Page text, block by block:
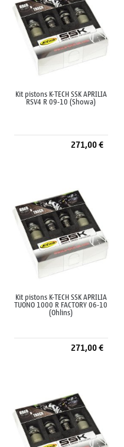
Kit pistons K-TECH SSK APRILIA
RSV4 R 09-10 (Showa)
271,00 €
Kit pistons K-TECH SSK APRILIA
TUONO 1000 R FACTORY 06-10
(Ohlins)
271,00 €